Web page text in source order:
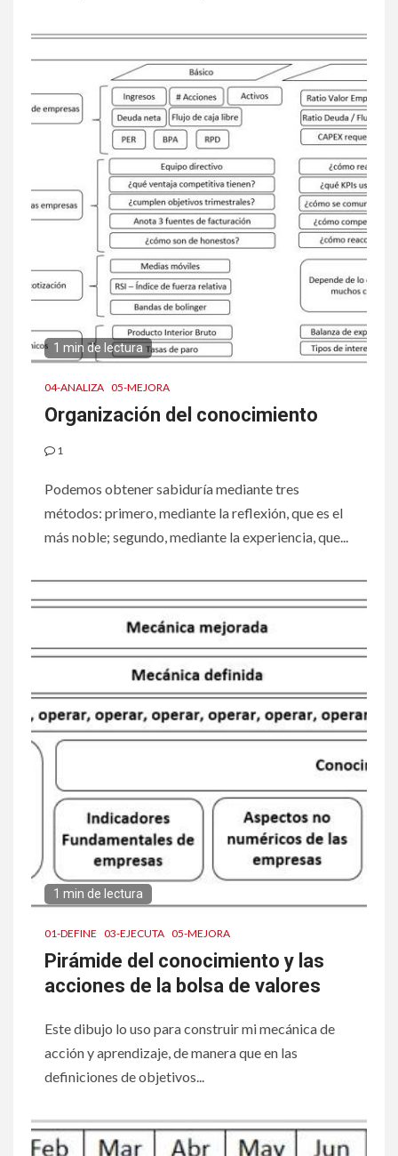
1 min de lectura
04-ANALIZA 05-MEJORA
Organización del conocimiento
1
Podemos obtener sabiduría mediante tres
métodos: primero, mediante la reflexión, que es el
más noble; segundo, mediante la experiencia, que...
1 min de lectura
01-DEFINE 03-EJECUTA 05-MEJORA
Pirámide del conocimiento y las
acciones de la bolsa de valores
Este dibujo lo uso para construir mi mecánica de
acción y aprendizaje, de manera que en las
definiciones de objetivos...